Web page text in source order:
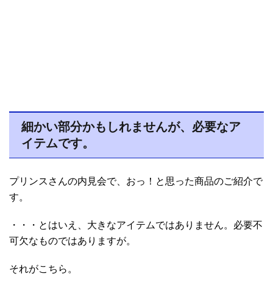
細かい部分かもしれませんが、必要なア
イテムです。
プリンスさんの内見会で、おっ！と思った商品のご紹介で
す。
・・・とはいえ、大きなアイテムではありません。必要不
可欠なものではありますが。
それがこちら。